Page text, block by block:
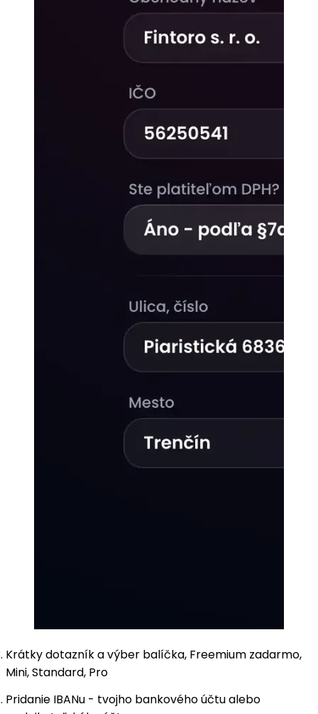
Krátky dotazník a výber balíčka, Freemium zadarmo,
Mini, Standard, Pro
Pridanie IBANu - tvojho bankového účtu alebo